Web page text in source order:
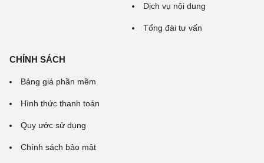
Dịch vụ nội dung
Tổng đài tư vấn
CHÍNH SÁCH
Bảng giá phần mềm
Hình thức thanh toán
Quy ước sử dụng
Chính sách bảo mật